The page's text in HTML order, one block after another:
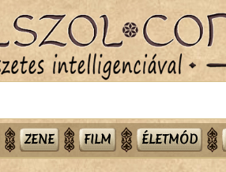
ZENE FILM ÉLETMÓD